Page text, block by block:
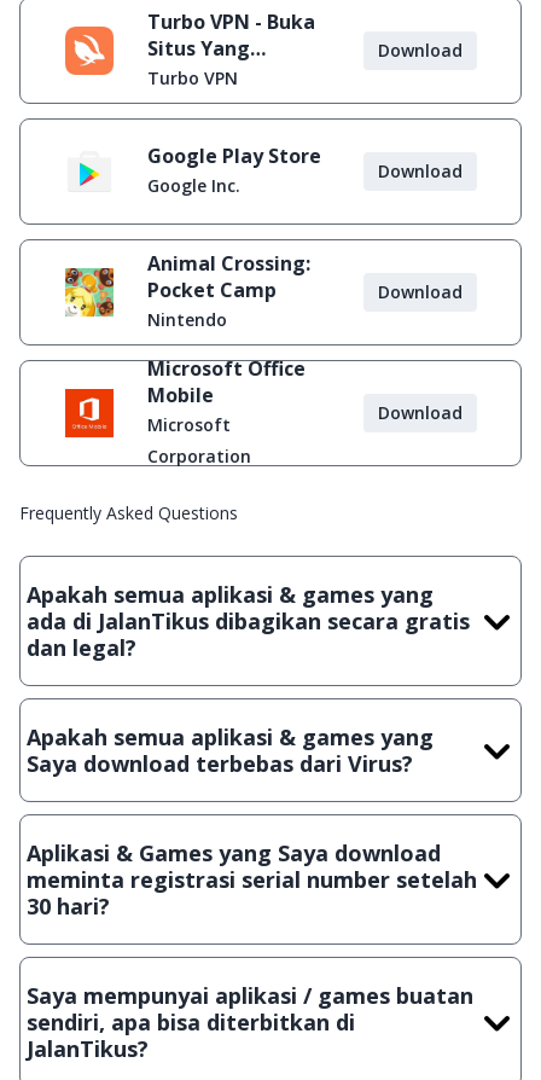
Turbo VPN - Buka
Situs Yang
Diblokir
Turbo VPN
Download
Google Play Store
Google Inc.
Download
Animal Crossing:
Pocket Camp
Nintendo
Download
Microsoft Office
Mobile
Microsoft
Corporation
Download
Frequently Asked Questions
Apakah semua aplikasi & games yang
ada di JalanTikus dibagikan secara gratis
dan legal?
Ya, JalanTikus hanya membagikan aplikasi & games yang
crack, patch atau semacamnya.
Apakah semua aplikasi & games yang
Saya download terbebas dari Virus?
Ya, JalanTikus selalu melakukan scanning dengan 3 jenis
suatu aplikasi atau games, sehingga bisa dijamin 100%
terbebas dari virus.
Aplikasi & Games yang Saya download
meminta registrasi serial number setelah
30 hari?
Meskipun dibagikan secara gratis, namun ada beberapa
hanya bisa digunakan dalam jangka waktu tertentu dan jika
ingin lanjut menggunakannya kamu harus membeli lisensi
aslinya.
Saya mempunyai aplikasi / games buatan
sendiri, apa bisa diterbitkan di
JalanTikus?